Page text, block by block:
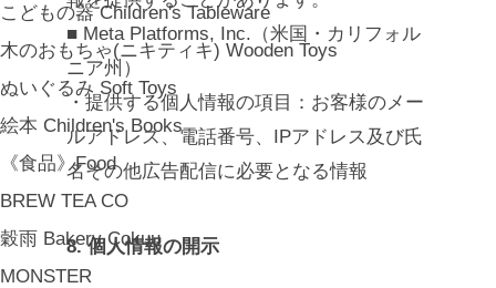
こどもの器 Children's Tableware
木のおもちゃ(ニキティキ) Wooden Toys
ぬいぐるみ Soft Toys
絵本 Children's Books
《食品》Food
BREW TEA CO
穀雨 Bakery Cokuu
MONSTER
■ Meta Platforms, Inc.（米国・カリフォル
ニア州）
・提供する個人情報の項目：お客様のメー
ルアドレス、電話番号、IPアドレス及び氏
名その他広告配信に必要となる情報
8. 個人情報の開示